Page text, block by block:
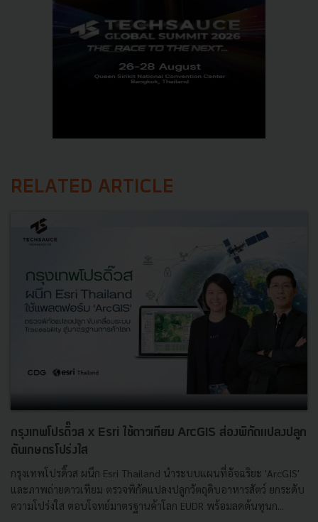
RELATED ARTICLE
กรุงเทพโปรดิ๊วส x Esri ใช้ดาวเทียม ArcGIS ส่องพิกัดแปลงปลูก
ดันเกษตรโปร่งใส
กรุงเทพโปรดิ๊วส ผนึก Esri Thailand นำระบบแผนที่อัจฉริยะ 'ArcGIS'
และภาพถ่ายดาวเทียม ตรวจพิกัดแปลงปลูกวัตถุดิบอาหารสัตว์ ยกระดับ
ความโปร่งใส ตอบโจทย์มาตรฐานค้าโลก EUDR พร้อมลดต้นทุนก...